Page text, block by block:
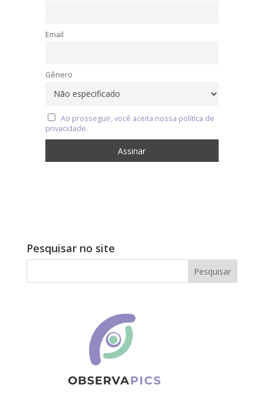
Email
Gênero
Ao prosseguir, você aceita nossa política de
privacidade.
Pesquisar no site